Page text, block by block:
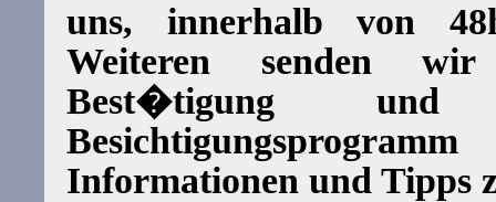
uns, innerhalb von
Weiteren senden
Best�tigung
Informationen und Tipps